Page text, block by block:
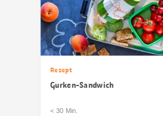
Rezept
Gurken-Sandwich
< 30 Min.